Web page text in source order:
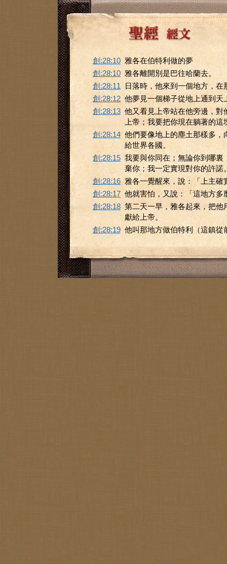
創:28:10 雅各在伯特利做的夢
創:28:10 雅各離開別是巴往哈蘭去。
創:28:11
日落時，他來到一個地方，
創:28:12 他夢見一個梯子從地上通到
創:28:13 他又看見上帝站在他旁邊，
上帝；我要把你現在躺著的
創:28:14 他們要像地上的塵土那樣多
給世界各國。
創:28:15 我要與你同在；無論你到哪
棄你；我一定實現對你的許諾
創:28:16 雅各一覺醒來，說：「上主
創:28:17 他就害怕，又說：「這地方
創:28:18 第二天一早，雅各起來，把
獻給上帝。
創:28:19 他叫那地方做伯特利（這鎮從